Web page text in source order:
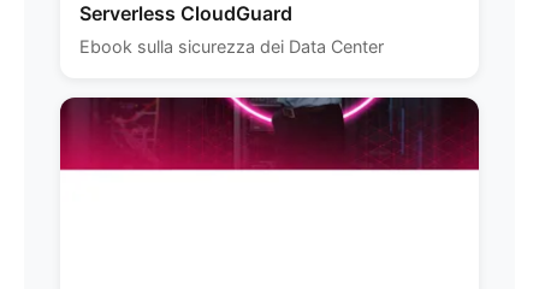
Serverless CloudGuard
Ebook sulla sicurezza dei Data Center